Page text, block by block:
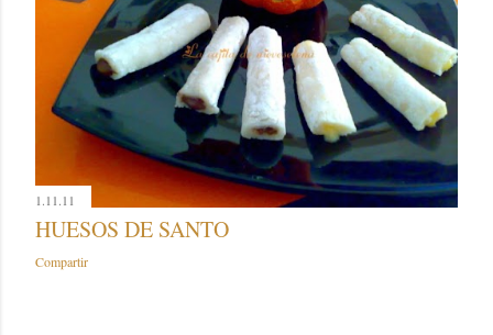
1.11.11
HUESOS DE SANTO
Compartir